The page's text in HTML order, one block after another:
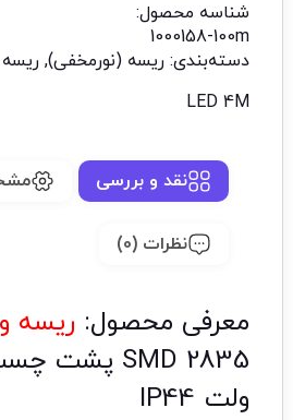
شناسه محصول:
1000158-100m
دسته‌بندی: ریسه (نورمخفی), ریسه 4M
LED 4M
نقد و بررسی
نظرات (0)
معرفی محصول: ریسه
ولت IP44